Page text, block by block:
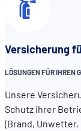
Versicherung
LÖSUNGEN FÜR IHREN
Unsere
Schutz ihrer
(Brand,